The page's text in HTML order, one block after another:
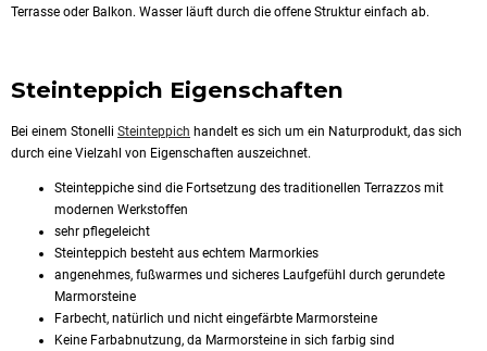
Terrasse oder Balkon. Wasser läuft durch die offene Struktur einfach ab.
Steinteppich Eigenschaften
Bei einem Stonelli Steinteppich handelt es sich um ein Naturprodukt, das sich
durch eine Vielzahl von Eigenschaften auszeichnet.
Steinteppiche sind die Fortsetzung des traditionellen Terrazzos mit
modernen Werkstoffen
sehr pflegeleicht
Steinteppich besteht aus echtem Marmorkies
angenehmes, fußwarmes und sicheres Laufgefühl durch gerundete
Marmorsteine
Farbecht, natürlich und nicht eingefärbte Marmorsteine
Keine Farbabnutzung, da Marmorsteine in sich farbig sind